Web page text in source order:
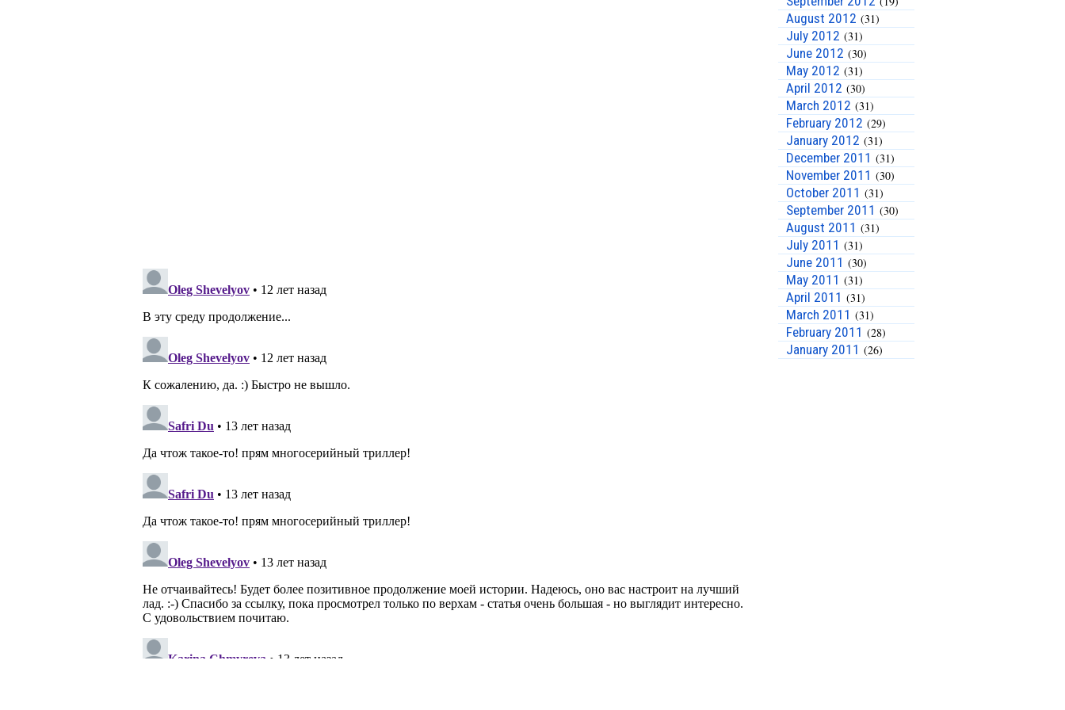
August 2012 (31)
July 2012 (31)
June 2012 (30)
May 2012 (31)
April 2012 (30)
March 2012 (31)
February 2012 (29)
January 2012 (31)
December 2011 (31)
November 2011 (30)
October 2011 (31)
September 2011 (30)
August 2011 (31)
July 2011 (31)
June 2011 (30)
May 2011 (31)
April 2011 (31)
March 2011 (31)
February 2011 (28)
January 2011 (26)